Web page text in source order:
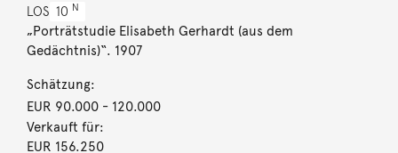
LOS 10 N
„Porträtstudie Elisabeth Gerhardt (aus dem
Gedächtnis)“. 1907
Schätzung:
EUR 90.000- 120.000
Verkauft für:
EUR 156.250